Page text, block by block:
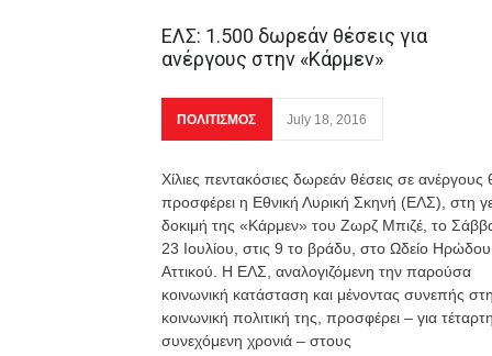
ΕΛΣ: 1.500 δωρεάν θέσεις για
ανέργους στην «Κάρμεν»
ΠΟΛΙΤΙΣΜΟΣ July 18, 2016
Χίλιες πεντακόσιες δωρεάν θέσεις σε ανέργους
προσφέρει η Εθνική Λυρική Σκηνή (ΕΛΣ), στη
δοκιμή της «Κάρμεν» του Ζωρζ Μπιζέ, το
23 Ιουλίου, στις 9 το βράδυ, στο Ωδείο Ηρώδου
Αττικού. Η ΕΛΣ, αναλογιζόμενη την παρούσα
κοινωνική κατάσταση και μένοντας συνεπής
κοινωνική πολιτική της, προσφέρει – για τέταρτη
συνεχόμενη χρονιά – στους